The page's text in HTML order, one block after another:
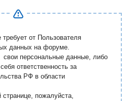
от Пользователя
данных на форуме.
персональные данные, либо
ответственность за
РФ в области
пожалуйста,